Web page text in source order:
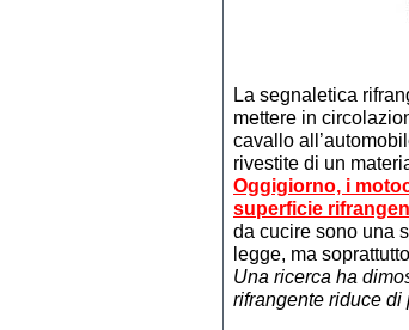
La segnaletica
mettere in
cavallo
rivestite di un
Oggigiorno, i
superficie
da cucire sono una
legge, ma
Una ricerca ha
rifrangente riduce